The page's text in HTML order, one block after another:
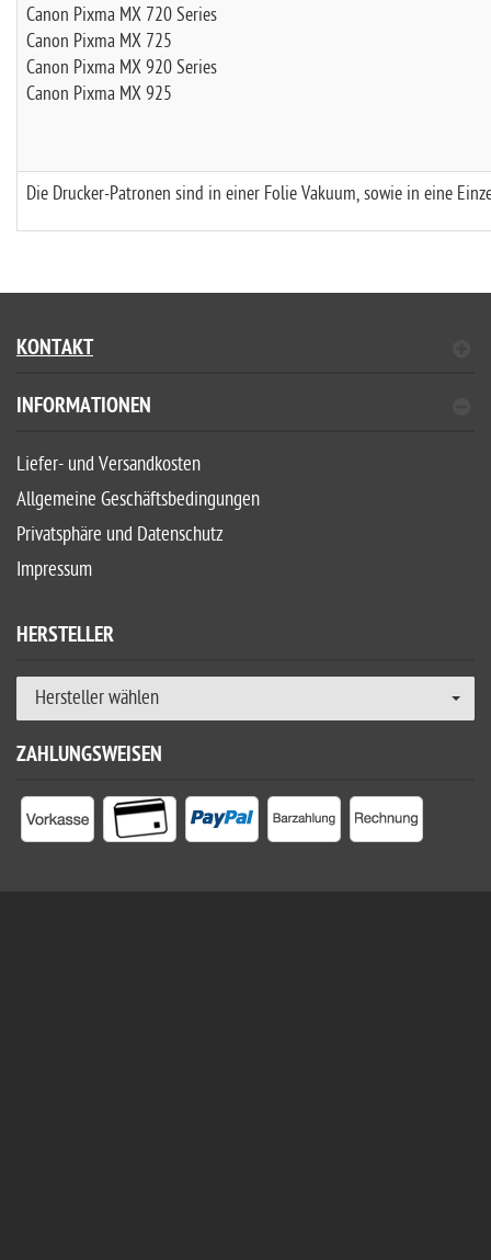
Canon Pixma MX 720 Series
Canon Pixma MX 725
Canon Pixma MX 920 Series
Canon Pixma MX 925
Die Drucker-Patronen sind in einer Folie Vakuum, sowie in eine
KONTAKT
INFORMATIONEN
Liefer- und Versandkosten
Allgemeine Geschäftsbedingungen
Privatsphäre und Datenschutz
Impressum
HERSTELLER
Hersteller wählen
ZAHLUNGSWEISEN